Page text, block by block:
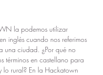
la podemos utilizar
inglés cuando nos referimos
una ciudad. ¿Por qué no
términos en castellano para
lo rural? En la Hackatown